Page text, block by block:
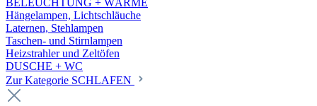
BELEUCHTUNG + WÄRME
Hängelampen, Lichtschläuche
Laternen, Stehlampen
Taschen- und Stirnlampen
Heizstrahler und Zeltöfen
DUSCHE + WC
Zur Kategorie SCHLAFEN